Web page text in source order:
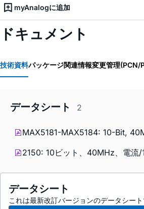
myAnalogに追加
ドキュメント
技術資料パッケージ関連情報変更管理(PCN/
データシート 2
MAX5181-MAX5184: 10-Bit,
2150: 10ビット、40MHz、電流
データシート
これは最新改訂バージョンのデータシート